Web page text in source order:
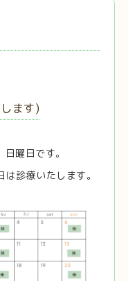
ます)
曜日です。
診療いたします。